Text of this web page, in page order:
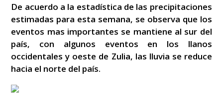
De acuerdo a la estadística de las precipitaciones
estimadas para esta semana, se observa que los
eventos mas importantes se mantiene al sur del
país, con algunos eventos en los llanos
occidentales y oeste de Zulia, las lluvia se reduce
hacia el norte del país.